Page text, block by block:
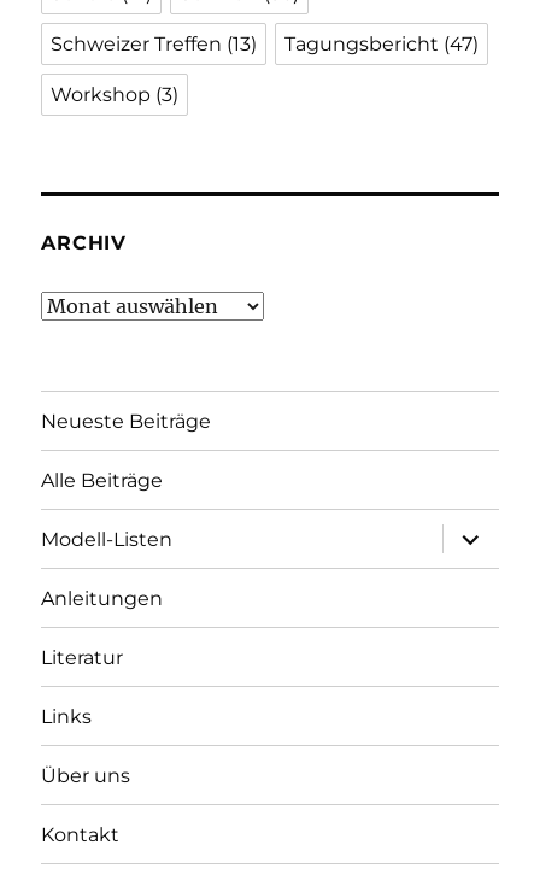
Schweizer Treffen (13) Tagungsbericht (47)
Workshop (3)
ARCHIV
Archiv
Neueste Beiträge
Alle Beiträge
Modell-Listen
öffnen
Anleitungen
Literatur
Links
Über uns
Kontakt